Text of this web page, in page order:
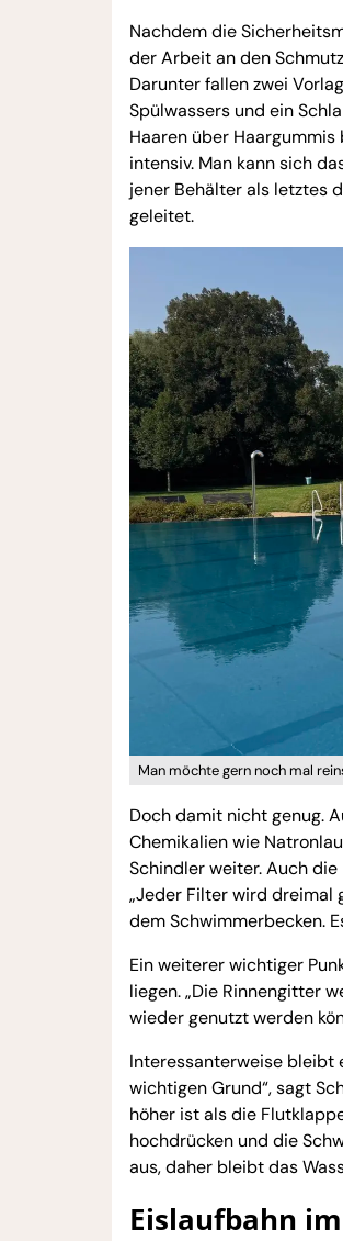
Nachdem die
der Arbeit an den
Darunter fallen zwei
Spülwassers und ein
Haaren über
intensiv. Man kann sich
jener Behälter als letztes
geleitet.
Man möchte gern noch mal
Doch damit nicht genug.
Chemikalien wie
Schindler weiter. Auch
„Jeder Filter wird dreimal
dem Schwimmerbecken.
Ein weiterer wichtiger
liegen. „Die Rinnengitter
wieder genutzt werden
Interessanterweise bleibt
wichtigen Grund“, sagt
höher ist als die
hochdrücken und die
aus, daher bleibt das
Eislaufbahn